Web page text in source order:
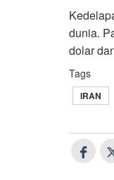
dunia.
dolar
Tags
IRAN